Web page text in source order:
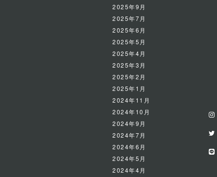
2025年9月
2025年7月
2025年6月
2025年5月
2025年4月
2025年3月
2025年2月
2025年1月
2024年11月
2024年10月
2024年9月
2024年7月
2024年6月
2024年5月
2024年4月